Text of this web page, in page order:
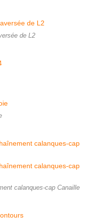
de L2
calanques-cap Canaille